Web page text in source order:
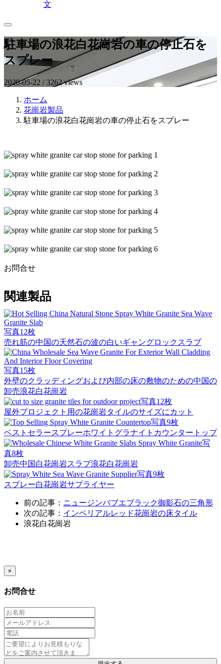
文
駐車場の浪花白花崗岩の車の停止石を
スプレー
2020-05-22 / 3262 views
ホーム
花崗岩製品
駐車場の浪花白花崗岩の車の停止石をスプレー
お問合せ
関連製品
写真12枚
売れ筋の中国の天然石の波の白いギャングロックスラブ
写真15枚
外壁のクラッディングおよび内部の床の敷物のための中国の
卸売浪花白花崗岩
写真12枚
屋外プロジェクト用の花崗岩タイルのサイズにカット
写真9枚
ベストセラースプレーホワイトグラナイトカウンタートップ
写
真8枚
卸売中国白花崗岩スラブ浪花白花崗岩
写真9枚
スプレー白花崗岩サプライヤー
前の記事： ニュージンバブエブラック御影石の三角形
次の記事： インペリアルレッド花崗岩の床タイル
浪花白花崗岩
×
お問合せ